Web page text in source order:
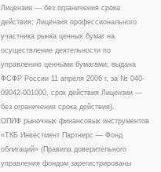
Лицензии — без ограничения срока
действия; Лицензия профессионального
участника рынка ценных бумаг на
осуществление деятельности по
управлению ценными бумагами, выдана
ФСФР России 11 апреля 2006 г. за № 040-
09042-001000, срок действия Лицензии —
без ограничения срока действия).
ОПИФ рыночных финансовых инструментов
«ТКБ Инвестмент Партнерс — Фонд
облигаций» (Правила доверительного
управления фондом зарегистрированы